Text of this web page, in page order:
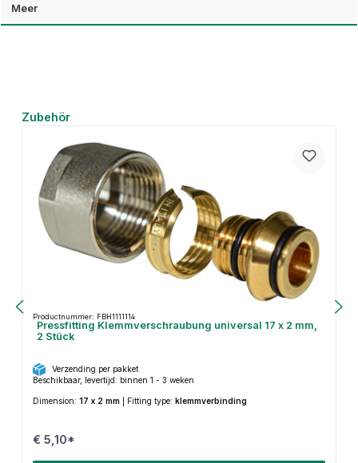
Meer
Productgalerij overslaan
Zubehör
Productnummer: FBH1111114
Pressfitting Klemmverschraubung universal 17 x 2 mm,
2 Stück
Verzending per pakket
Beschikbaar, levertijd: binnen 1 - 3 weken
Dimension: 17 x 2 mm Fitting type: klemmverbinding
€ 5,10*